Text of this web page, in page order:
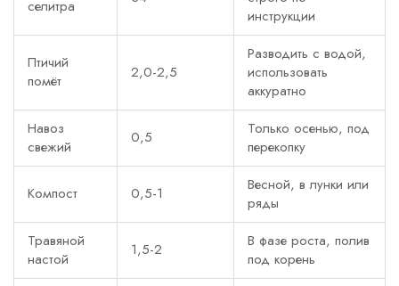
селитра
инструкции
Птичий
помёт
2,0-2,5
Разводить с водой,
использовать
аккуратно
Навоз
свежий
0,5
Только осенью, под
перекопку
Компост 0,5-1
Весной, в лунки или
ряды
Травяной
настой
1,5-2
В фазе роста, полив
под корень